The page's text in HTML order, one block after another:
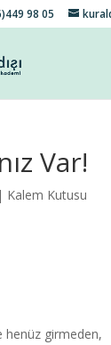
98 05
Var!
Kalem Kutusu
henüz girmeden,